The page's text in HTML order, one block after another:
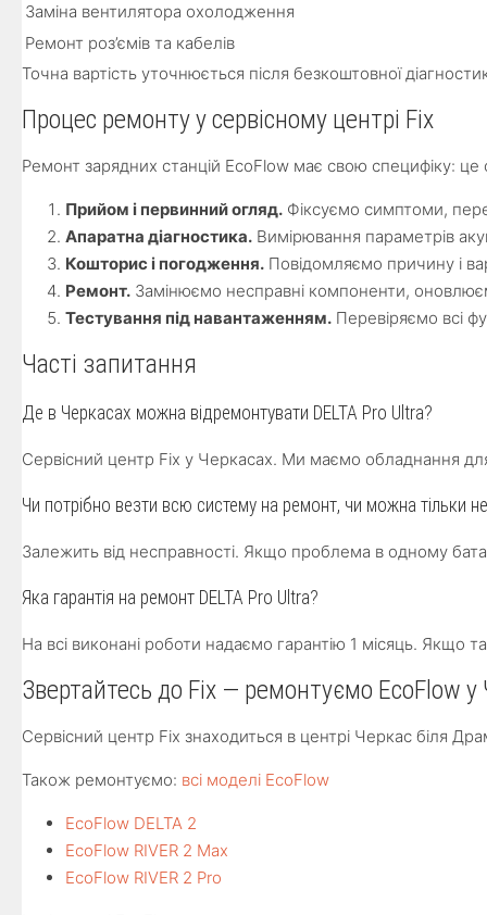
Заміна вентилятора охолодження
Ремонт роз’ємів та кабелів
Точна вартість уточнюється після безкоштовної
Процес ремонту у сервісному центрі Fix
Ремонт зарядних станцій EcoFlow має свою специфіку:
Прийом і первинний огляд. Фіксуємо симптоми,
Апаратна діагностика. Вимірювання параметрів
Кошторис і погодження. Повідомляємо причину і
Ремонт. Замінюємо несправні компоненти,
Тестування під навантаженням. Перевіряємо всі
Часті запитання
Де в Черкасах можна відремонтувати DELTA Pro Ultra?
Сервісний центр Fix у Черкасах. Ми маємо обладнання
Чи потрібно везти всю систему на ремонт, чи можна тільки
Залежить від несправності. Якщо проблема в одному
Яка гарантія на ремонт DELTA Pro Ultra?
На всі виконані роботи надаємо гарантію 1 місяць. Якщо
Звертайтесь до Fix — ремонтуємо EcoFlow у
Сервісний центр Fix знаходиться в центрі Черкас біля
Також ремонтуємо: всі моделі EcoFlow
EcoFlow DELTA 2
EcoFlow RIVER 2 Max
EcoFlow RIVER 2 Pro